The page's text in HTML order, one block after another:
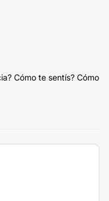
Cómo te sentís? Cómo